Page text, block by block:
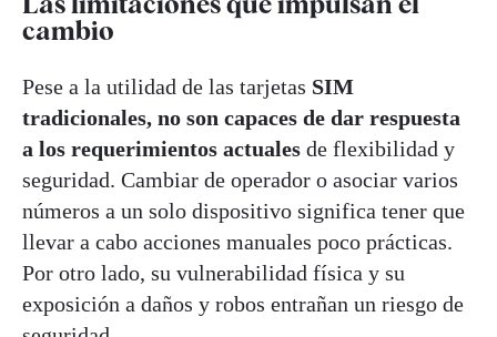
cambio
Pese a la utilidad de las tarjetas SIM
tradicionales, no son capaces de dar respuesta
a los requerimientos actuales de flexibilidad y
seguridad. Cambiar de operador o asociar varios
números a un solo dispositivo significa tener que
llevar a cabo acciones manuales poco prácticas.
Por otro lado, su vulnerabilidad física y su
exposición a daños y robos entrañan un riesgo de